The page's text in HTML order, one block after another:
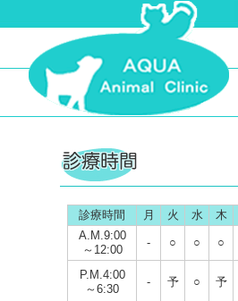
診療時間 月 火 水 木
A.M.9:00
～12:00
- ○ ○ ○
P.M.4:00
～6:30
- 予 ○ 予